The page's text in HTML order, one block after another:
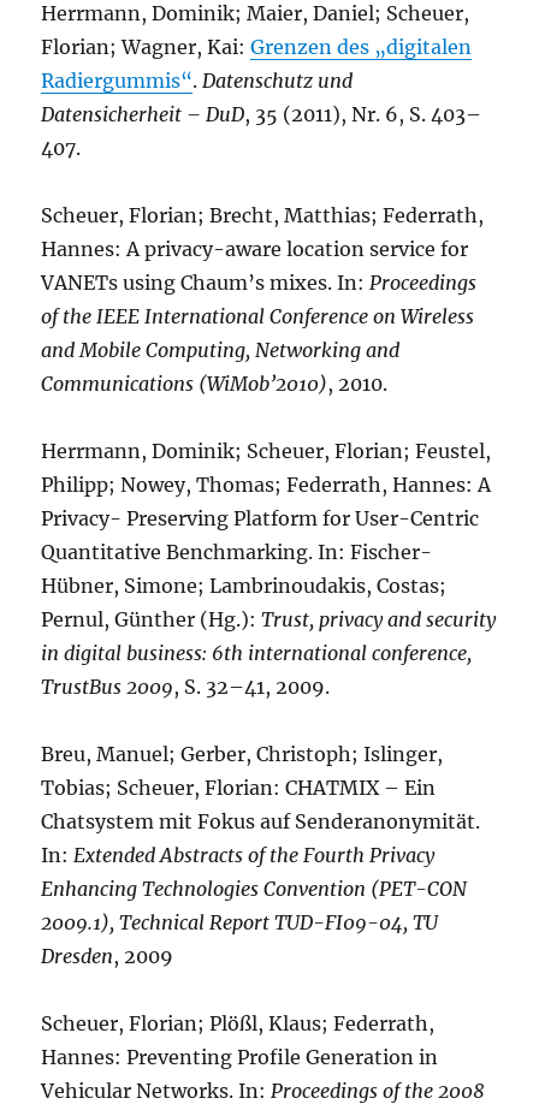
Herrmann, Dominik; Maier, Daniel; Scheuer,
Florian; Wagner, Kai:Grenzen des „digitalen
Radiergummis“.Datenschutz und
Datensicherheit – DuD, 35 (2011), Nr. 6, S. 403–
407.
Scheuer, Florian; Brecht, Matthias; Federrath,
Hannes: A privacy-aware location service for
VANETs using Chaum’s mixes. In:Proceedings
of the IEEE International Conference on Wireless
and Mobile Computing, Networking and
Communications (WiMob’2010), 2010.
Herrmann, Dominik; Scheuer, Florian; Feustel,
Philipp; Nowey, Thomas; Federrath, Hannes: A
Privacy- Preserving Platform for User-Centric
Quantitative Benchmarking. In: Fischer-
Hübner, Simone; Lambrinoudakis, Costas;
Pernul, Günther (Hg.):Trust, privacy and security
in digital business: 6th international conference,
TrustBus 2009, S. 32–41, 2009.
Breu, Manuel; Gerber, Christoph; Islinger,
Tobias; Scheuer, Florian: CHATMIX – Ein
Chatsystem mit Fokus auf Senderanonymität.
In:Extended Abstracts of the Fourth Privacy
Enhancing Technologies Convention (PET-CON
2009.1), Technical Report TUD-FI09-04, TU
Dresden, 2009
Scheuer, Florian; Plößl, Klaus; Federrath,
Hannes: Preventing Profile Generation in
Vehicular Networks. In:Proceedings of the 2008